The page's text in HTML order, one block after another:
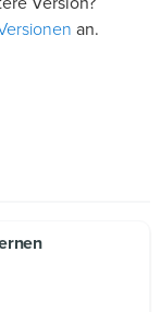
an.